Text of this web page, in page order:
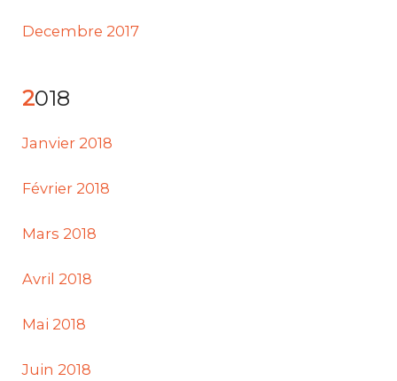
Decembre 2017
2018
Janvier 2018
Février 2018
Mars 2018
Avril 2018
Mai 2018
Juin 2018